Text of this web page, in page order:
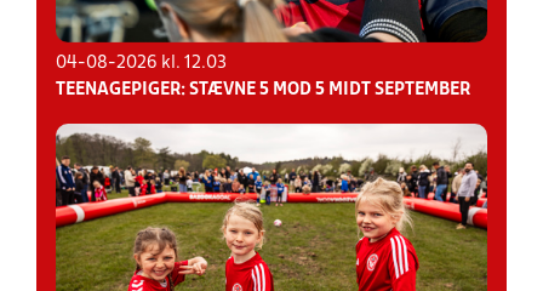
04-08-2026 kl. 12.03
TEENAGEPIGER: STÆVNE 5 MOD 5 MIDT SEPTEMBER